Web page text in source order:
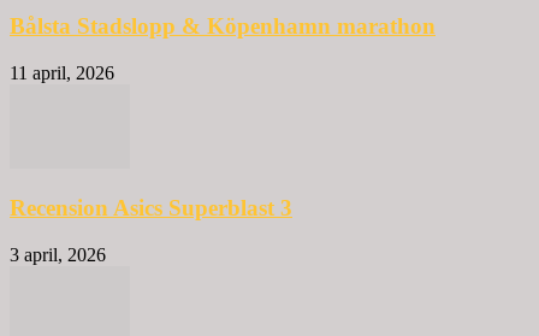
Bålsta Stadslopp & Köpenhamn marathon
11 april, 2026
Recension Asics Superblast 3
3 april, 2026